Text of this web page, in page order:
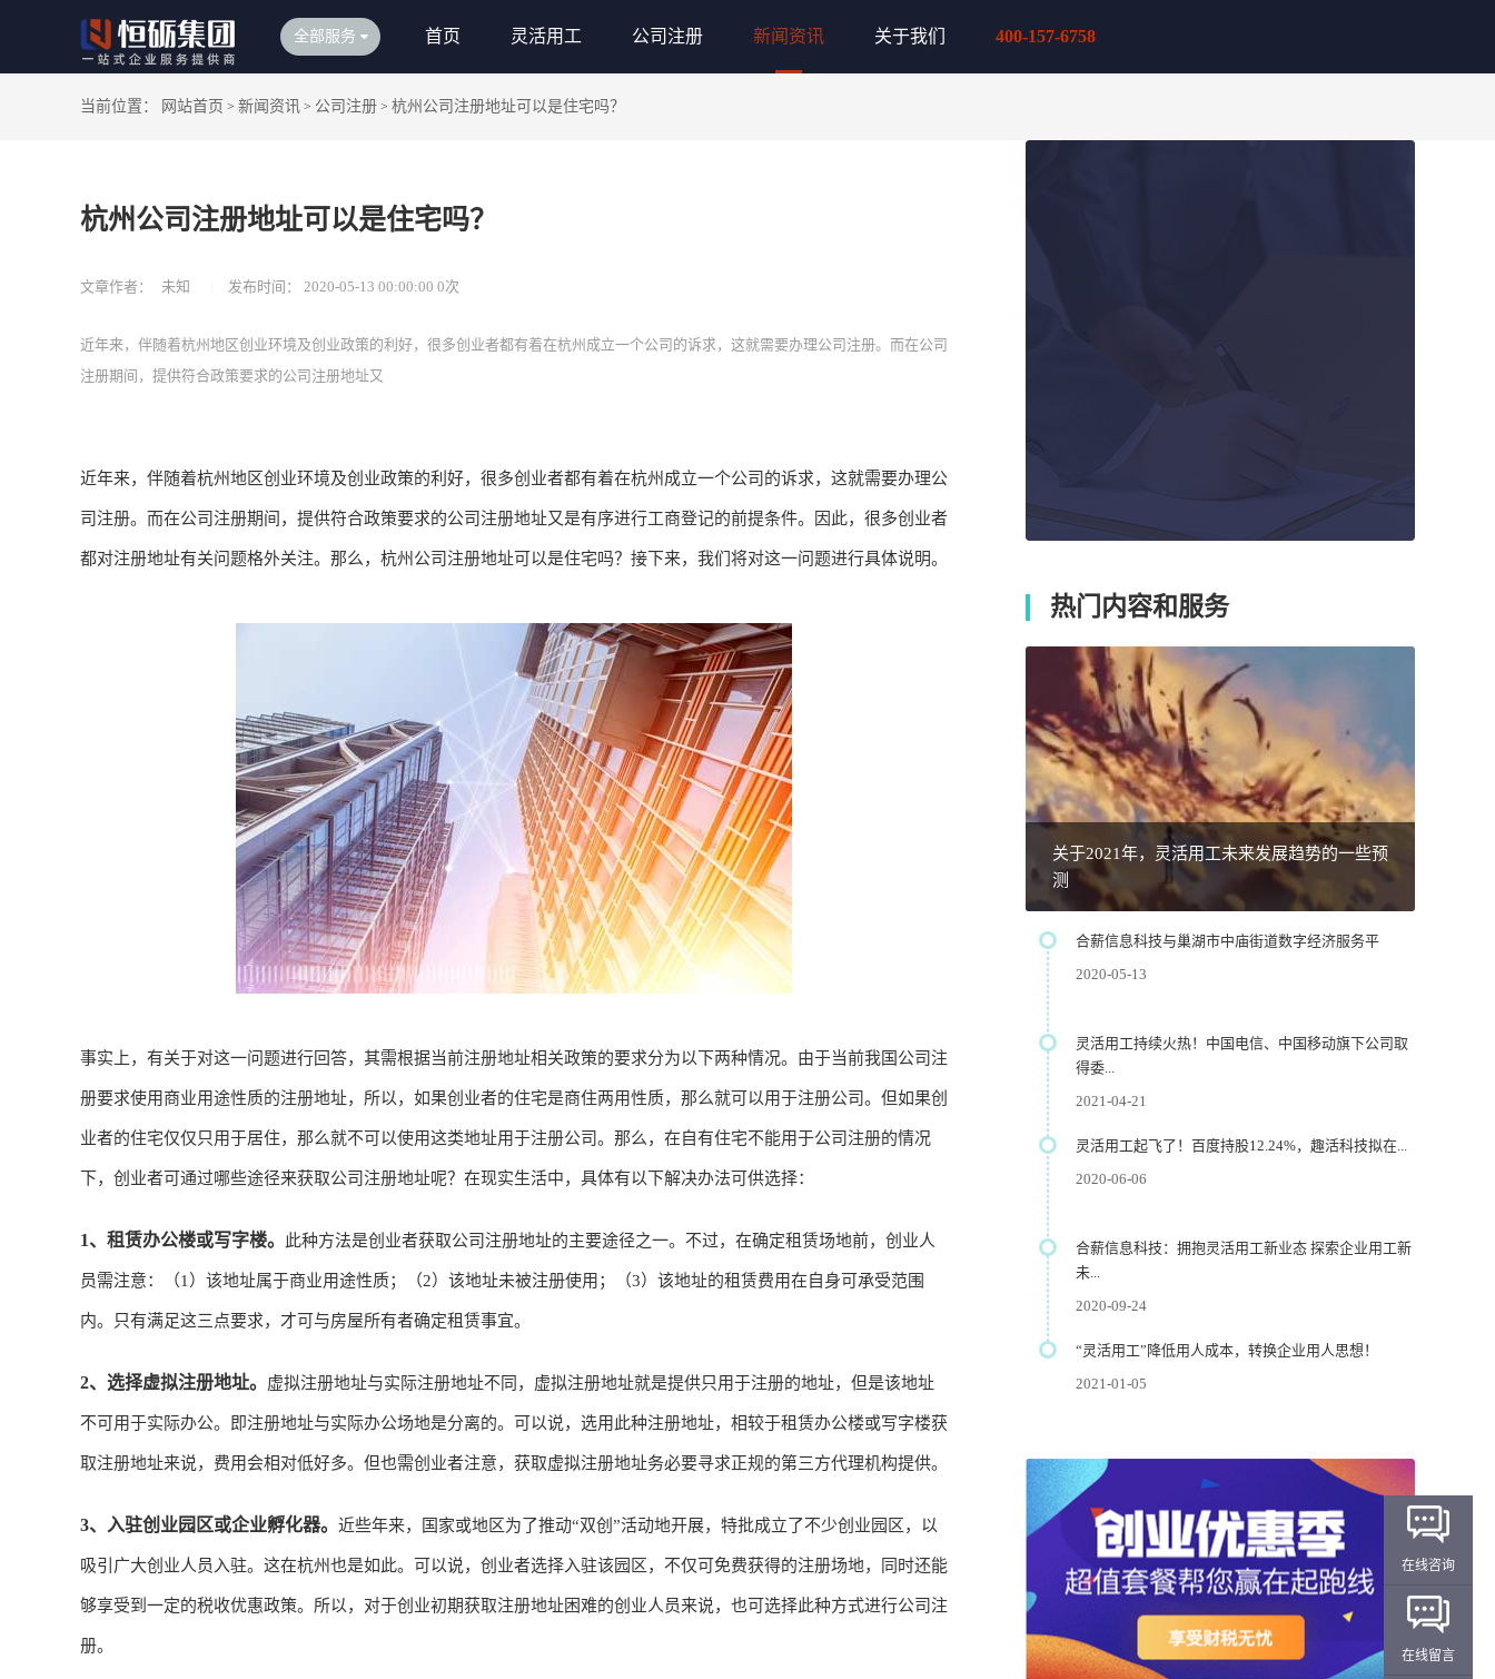
全部服务 首页 灵活用工 公司注册 新闻资讯 关于我们 400-157-6758
当前位置： 网站首页 > 新闻资讯 > 公司注册 > 杭州公司注册地址可以是住宅吗？
杭州公司注册地址可以是住宅吗？
文章作者： 未知 发布时间： 2020-05-13 00:00:00 0次
近年来，伴随着杭州地区创业环境及创业政策的利好，很多创业者都有着在杭州成立一个公司的诉求，这就需要办理公司注册。而在公司
注册期间，提供符合政策要求的公司注册地址又
近年来，伴随着杭州地区创业环境及创业政策的利好，很多创业者都有着在杭州成立一个公司的诉求，这就需要办理公
司注册。而在公司注册期间，提供符合政策要求的公司注册地址又是有序进行工商登记的前提条件。因此，很多创业者
都对注册地址有关问题格外关注。那么，杭州公司注册地址可以是住宅吗？接下来，我们将对这一问题进行具体说明。
事实上，有关于对这一问题进行回答，其需根据当前注册地址相关政策的要求分为以下两种情况。由于当前我国公司注
册要求使用商业用途性质的注册地址，所以，如果创业者的住宅是商住两用性质，那么就可以用于注册公司。但如果创
业者的住宅仅仅只用于居住，那么就不可以使用这类地址用于注册公司。那么，在自有住宅不能用于公司注册的情况
下，创业者可通过哪些途径来获取公司注册地址呢？在现实生活中，具体有以下解决办法可供选择：
1、租赁办公楼或写字楼。 此种方法是创业者获取公司注册地址的主要途径之一。不过，在确定租赁场地前，创业人
员需注意：（1）该地址属于商业用途性质；（2）该地址未被注册使用；（3）该地址的租赁费用在自身可承受范围
内。只有满足这三点要求，才可与房屋所有者确定租赁事宜。
2、选择虚拟注册地址。 虚拟注册地址与实际注册地址不同，虚拟注册地址就是提供只用于注册的地址，但是该地址
不可用于实际办公。即注册地址与实际办公场地是分离的。可以说，选用此种注册地址，相较于租赁办公楼或写字楼获
取注册地址来说，费用会相对低好多。但也需创业者注意，获取虚拟注册地址务必要寻求正规的第三方代理机构提供。
3、入驻创业园区或企业孵化器。 近些年来，国家或地区为了推动“双创”活动地开展，特批成立了不少创业园区，以
吸引广大创业人员入驻。这在杭州也是如此。可以说，创业者选择入驻该园区，不仅可免费获得的注册场地，同时还能
够享受到一定的税收优惠政策。所以，对于创业初期获取注册地址困难的创业人员来说，也可选择此种方式进行公司注
册。
热门内容和服务
关于2021年，灵活用工未来发展趋势的一些预
测
合薪信息科技与巢湖市中庙街道数字经济服务平
2020-05-13
灵活用工持续火热！中国电信、中国移动旗下公司取
得委...
2021-04-21
灵活用工起飞了！百度持股12.24%，趣活科技拟在...
2020-06-06
合薪信息科技：拥抱灵活用工新业态 探索企业用工新
未...
2020-09-24
“灵活用工”降低用人成本，转换企业用人思想！
2021-01-05
在线咨询
在线留言